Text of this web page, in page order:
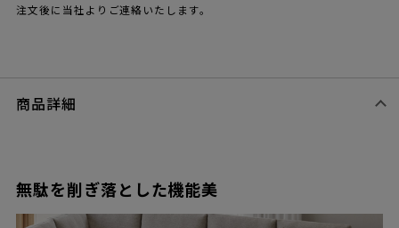
注文後に当社よりご連絡いたします。
商品詳細
無駄を削ぎ落とした機能美